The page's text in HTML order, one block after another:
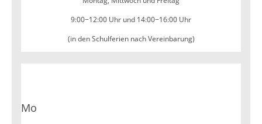
9:00−12:00 Uhr und 14:00−16:00 Uhr
(in den Schulferien nach Vereinbarung)
Mo